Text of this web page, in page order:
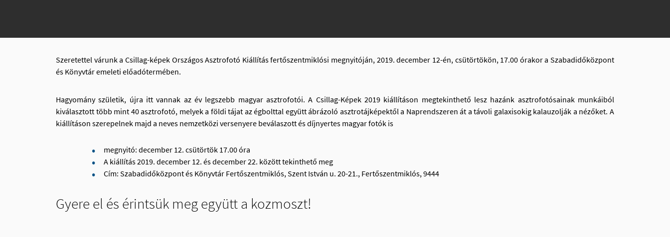
Szeretettel várunk a Csillag-képek Országos Asztrofotó Kiállítás fertőszentmiklósi megnyitóján, 2019. december 12-én, csütörtökön, 17.00 órakor a Szabadidőközpont
és Könyvtár emeleti előadótermében.
Hagyomány születik, újra itt vannak az év legszebb magyar asztrofotói. A Csillag-Képek 2019 kiállításon megtekinthető lesz hazánk asztrofotósainak munkáiból
kiválasztott több mint 40 asztrofotó, melyek a földi tájat az égbolttal együtt ábrázoló asztrotájképektől a Naprendszeren át a távoli galaxisokig kalauzolják a nézőket. A
kiállításon szerepelnek majd a neves nemzetközi versenyere beválaszott és díjnyertes magyar fotók is
megnyitó: december 12. csütörtök 17.00 óra
A kiállítás 2019. december 12. és december 22. között tekinthető meg
Cím: Szabadidőközpont és Könyvtár Fertőszentmiklós, Szent István u. 20-21., Fertőszentmiklós, 9444
Gyere el és érintsük meg együtt a kozmoszt!